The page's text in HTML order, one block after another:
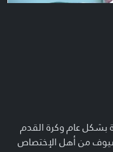
بشكل عام وكرة القدم
من أهل الإختصاص